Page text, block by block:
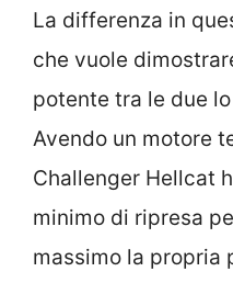
La differenza in
che vuole
potente tra le due
Avendo un motore
Challenger Hellcat
minimo di ripresa
massimo la propria